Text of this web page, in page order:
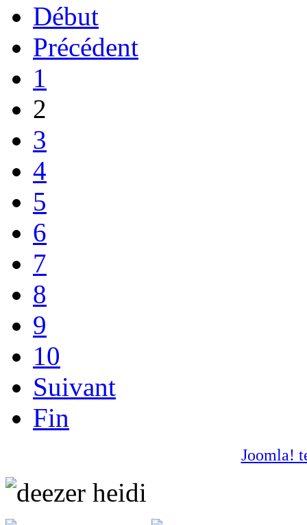
Début
Précédent
1
2
3
4
5
6
7
8
9
10
Suivant
Fin
Joomla!